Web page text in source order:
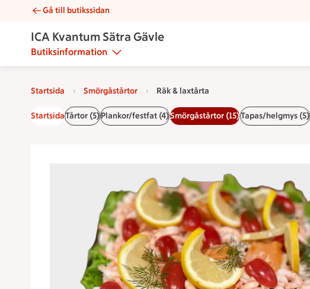
Räk & laxtårta | Catering ICA Kvantum Sätra Gävle
Gå till butikssidan
ICA Kvantum Sätra Gävle
Butiksinformation
Startsida Smörgåstårtor Räk & laxtårta
StartsidaTårtor (5)Plankor/festfat (4)Smörgåstårtor (15)Tapas/helgmys (5)